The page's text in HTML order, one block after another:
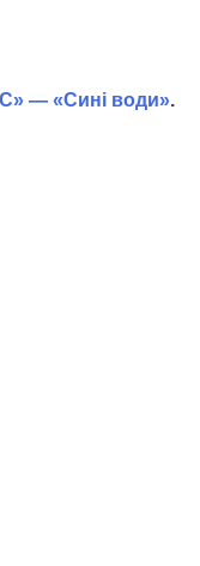
— «Сині води».